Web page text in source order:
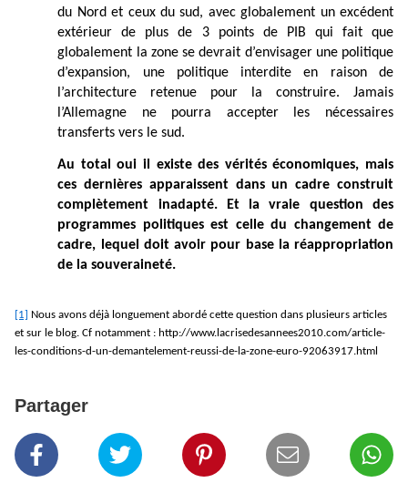
du Nord et ceux du sud, avec globalement un excédent
extérieur de plus de 3 points de PIB qui fait que
globalement la zone se devrait d’envisager une politique
d’expansion, une politique interdite en raison de
l’architecture retenue pour la construire. Jamais
l’Allemagne ne pourra accepter les nécessaires
transferts vers le sud.
Au total oui il existe des vérités économiques, mais
ces dernières apparaissent dans un cadre construit
complètement inadapté. Et la vraie question des
programmes politiques est celle du changement de
cadre, lequel doit avoir pour base la réappropriation
de la souveraineté.
[1] Nous avons déjà longuement abordé cette question dans plusieurs articles
et sur le blog. Cf notamment : http://www.lacrisedesannees2010.com/article-
les-conditions-d-un-demantelement-reussi-de-la-zone-euro-92063917.html
Partager